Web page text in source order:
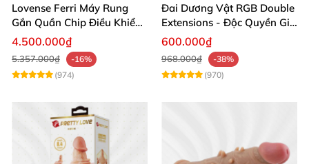
Lovense Ferri Máy Rung
Gắn Quần Chip Điều Khiển
App Tăng Hưng Phấn
4.500.000₫
5.357.000₫
-16%
(974)
Đai Dương Vật RGB Double
Extensions - Độc Quyền Giá
Sốc
600.000₫
968.000₫
-38%
(970)